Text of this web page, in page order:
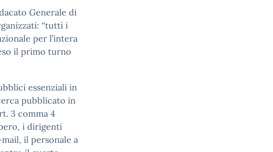
Generale di
“tutti i
per l’intera
il primo turno
essenziali in
pubblicato in
3 comma 4
i dirigenti
il personale a